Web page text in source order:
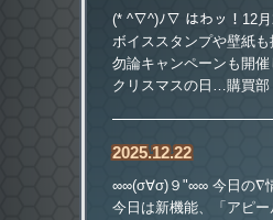
(* ^∇^)ﾉ∇ はわッ！12月
ボイススタンプや壁紙
勿論キャンペーンも開
2025.12.22
∞∞(σ∀σ)９"∞∞ 今日の∇
今日は新機能、「アピー